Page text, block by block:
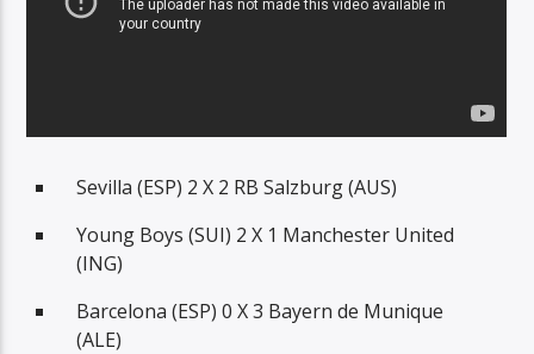
Sevilla (ESP) 2 X 2 RB Salzburg (AUS)
Young Boys (SUI) 2 X 1 Manchester United
(ING)
Barcelona (ESP) 0 X 3 Bayern de Munique
(ALE)